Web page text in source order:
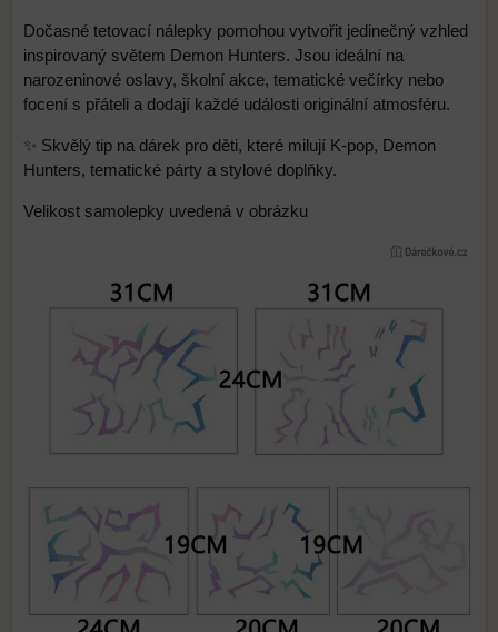
Dočasné tetovací nálepky pomohou vytvořit jedinečný vzhled
inspirovaný světem Demon Hunters. Jsou ideální na
narozeninové oslavy, školní akce, tematické večírky nebo
focení s přáteli a dodají každé události originální atmosféru.
✨ Skvělý tip na dárek pro děti, které milují K-pop, Demon
Hunters, tematické párty a stylové doplňky.
Velikost samolepky uvedená v obrázku